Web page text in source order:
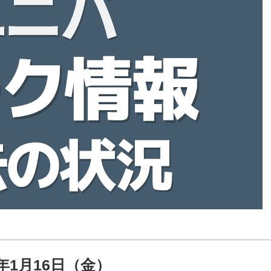
1月16日（金）